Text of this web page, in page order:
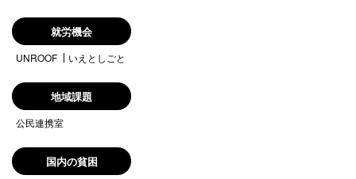
就労機会
UNROOF いえとしごと
地域課題
公民連携室
国内の貧困